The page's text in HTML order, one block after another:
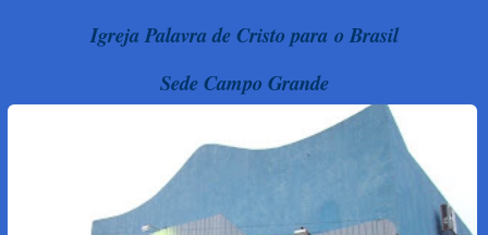
Igreja Palavra de Cristo para o Brasil
Sede Campo Grande